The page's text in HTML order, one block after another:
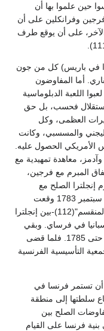
حين علموا بها أن
وفرانكلين على أن
على أن يوقع طرف
في باريس) كل من جون
أما المفاوضون
اللعبة الدبلوماسية
فحسب، بل حق
العظمى، وكل
والمسسبي، وكانت
الأمريكي الحصول عليه.
وآدمز، معاهدة تمهيدية مع
المبرم مع فرجين،
إنجلترا الصلح مع
فرنسا. وشكا فرجين، ثم قبل الوضع. وفي 3 سبتمبر 1783 وقعت
المعاهدة النهائية "باسم الثالوث الأقدس غير المنقسم"(112)-بين إنجلترا
في فرساي. وبقي
فرانكلين في فرنسا سفيراً للولايات المتحدة حتى 1785. فلما قضى
1790) لبست الجمعية التأسيسية الفرنسية
أن تستمر فرنسا في
سلطتها إلى منطقة
الصلح بين
بنية فرنسا على القيام